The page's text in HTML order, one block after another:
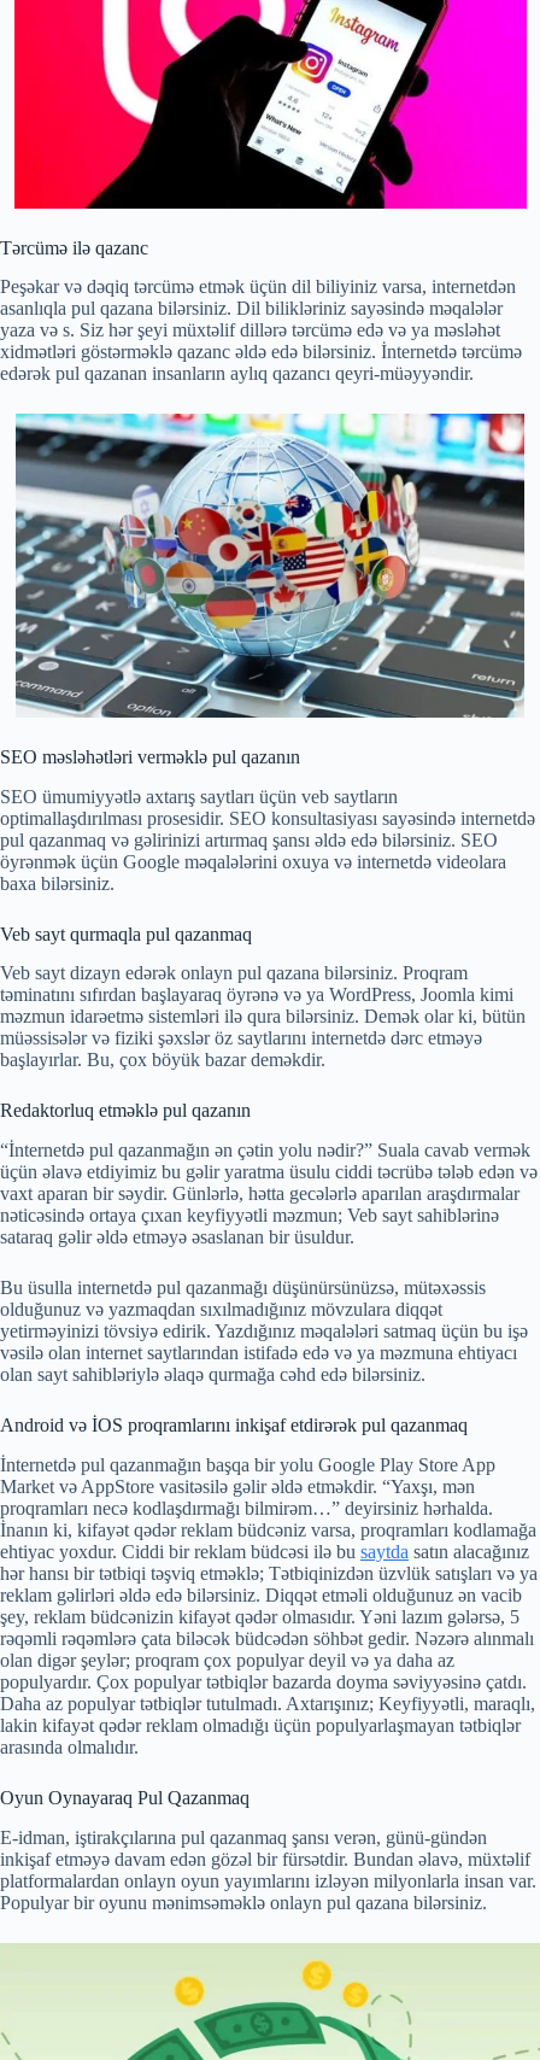
Tərcümə ilə qazanc
Peşəkar və dəqiq tərcümə etmək üçün dil biliyiniz varsa, internetdən
asanlıqla pul qazana bilərsiniz. Dil bilikləriniz sayəsində məqalələr
yaza və s. Siz hər şeyi müxtəlif dillərə tərcümə edə və ya məsləhət
xidmətləri göstərməklə qazanc əldə edə bilərsiniz. İnternetdə tərcümə
edərək pul qazanan insanların aylıq qazancı qeyri-müəyyəndir.
SEO məsləhətləri verməklə pul qazanın
SEO ümumiyyətlə axtarış saytları üçün veb saytların
optimallaşdırılması prosesidir. SEO konsultasiyası sayəsində internetdə
pul qazanmaq və gəlirinizi artırmaq şansı əldə edə bilərsiniz. SEO
öyrənmək üçün Google məqalələrini oxuya və internetdə videolara
baxa bilərsiniz.
Veb sayt qurmaqla pul qazanmaq
Veb sayt dizayn edərək onlayn pul qazana bilərsiniz. Proqram
təminatını sıfırdan başlayaraq öyrənə və ya WordPress, Joomla kimi
məzmun idarəetmə sistemləri ilə qura bilərsiniz. Demək olar ki, bütün
müəssisələr və fiziki şəxslər öz saytlarını internetdə dərc etməyə
başlayırlar. Bu, çox böyük bazar deməkdir.
Redaktorluq etməklə pul qazanın
“İnternetdə pul qazanmağın ən çətin yolu nədir?” Suala cavab vermək
üçün əlavə etdiyimiz bu gəlir yaratma üsulu ciddi təcrübə tələb edən və
vaxt aparan bir səydir. Günlərlə, hətta gecələrlə aparılan araşdırmalar
nəticəsində ortaya çıxan keyfiyyətli məzmun; Veb sayt sahiblərinə
sataraq gəlir əldə etməyə əsaslanan bir üsuldur.
Bu üsulla internetdə pul qazanmağı düşünürsünüzsə, mütəxəssis
olduğunuz və yazmaqdan sıxılmadığınız mövzulara diqqət
yetirməyinizi tövsiyə edirik. Yazdığınız məqalələri satmaq üçün bu işə
vəsilə olan internet saytlarından istifadə edə və ya məzmuna ehtiyacı
olan sayt sahibləriylə əlaqə qurmağa cəhd edə bilərsiniz.
Android və İOS proqramlarını inkişaf etdirərək pul qazanmaq
İnternetdə pul qazanmağın başqa bir yolu Google Play Store App
Market və AppStore vasitəsilə gəlir əldə etməkdir. “Yaxşı, mən
proqramları necə kodlaşdırmağı bilmirəm…” deyirsiniz hərhalda.
İnanın ki, kifayət qədər reklam büdcəniz varsa, proqramları kodlamağa
ehtiyac yoxdur. Ciddi bir reklam büdcəsi ilə bu saytda satın alacağınız
hər hansı bir tətbiqi təşviq etməklə; Tətbiqinizdən üzvlük satışları və ya
reklam gəlirləri əldə edə bilərsiniz. Diqqət etməli olduğunuz ən vacib
şey, reklam büdcənizin kifayət qədər olmasıdır. Yəni lazım gələrsə, 5
rəqəmli rəqəmlərə çata biləcək büdcədən söhbət gedir. Nəzərə alınmalı
olan digər şeylər; proqram çox populyar deyil və ya daha az
populyardır. Çox populyar tətbiqlər bazarda doyma səviyyəsinə çatdı.
Daha az populyar tətbiqlər tutulmadı. Axtarışınız; Keyfiyyətli, maraqlı,
lakin kifayət qədər reklam olmadığı üçün populyarlaşmayan tətbiqlər
arasında olmalıdır.
Oyun Oynayaraq Pul Qazanmaq
E-idman, iştirakçılarına pul qazanmaq şansı verən, günü-gündən
inkişaf etməyə davam edən gözəl bir fürsətdir. Bundan əlavə, müxtəlif
platformalardan onlayn oyun yayımlarını izləyən milyonlarla insan var.
Populyar bir oyunu mənimsəməklə onlayn pul qazana bilərsiniz.